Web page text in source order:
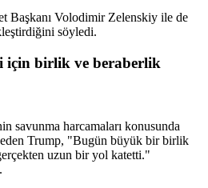
Başkanı Volodimir Zelenskiy ile de
söyledi.
için birlik ve beraberlik
savunma harcamaları konusunda
eden Trump, "Bugün büyük bir birlik
uzun bir yol katetti."